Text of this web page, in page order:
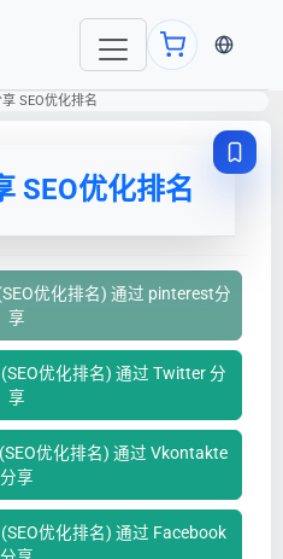
当前语
SEO优化排名
SEO优化排名
优化排名) 通过 pinterest分
享
优化排名) 通过 Twitter 分
享
优化排名) 通过 Vkontakte
分享
优化排名) 通过 Facebook